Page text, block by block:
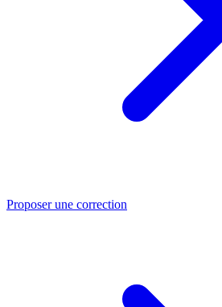
Proposer une correction